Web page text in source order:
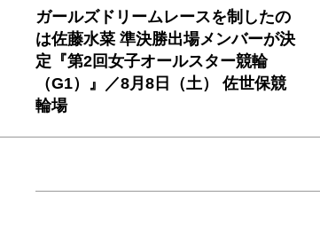
ガールズドリームレースを制したの
は佐藤水菜 準決勝出場メンバーが決
定『第2回女子オールスター競輪
（G1）』／8月8日（土） 佐世保競
輪場